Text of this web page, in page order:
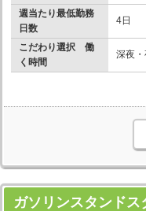
週当たり最低勤務
日数
4日
こだわり選択 働
く時間
深夜
ガソリンスタンドス